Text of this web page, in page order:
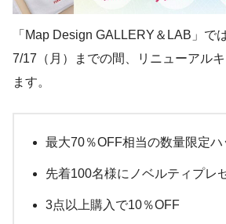
「Map Design GALLERY＆LAB」で
7/17（月）までの間、リニューアル
ます。
最大70％OFF相当の数量限定
先着100名様にノベルティプレ
3点以上購入で10％OFF